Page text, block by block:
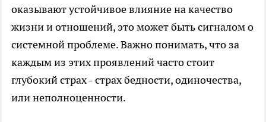
оказывают устойчивое влияние на качество
жизни и отношений, это может быть сигналом о
системной проблеме. Важно понимать, что за
каждым из этих проявлений часто стоит
глубокий страх - страх бедности, одиночества,
или неполноценности.